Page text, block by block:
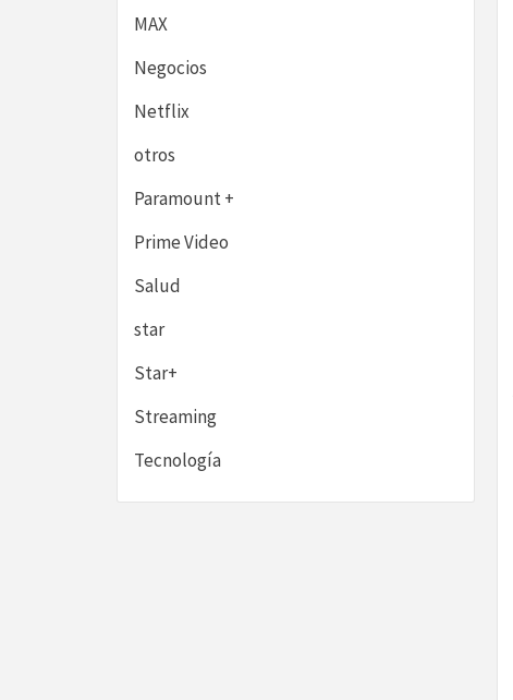
MAX
Negocios
Netflix
otros
Paramount +
Prime Video
Salud
star
Star+
Streaming
Tecnología